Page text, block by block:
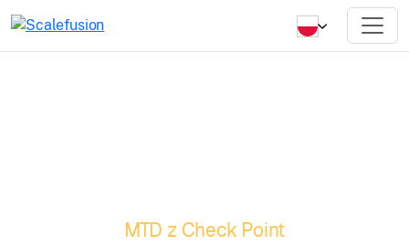
MTD z Check Point